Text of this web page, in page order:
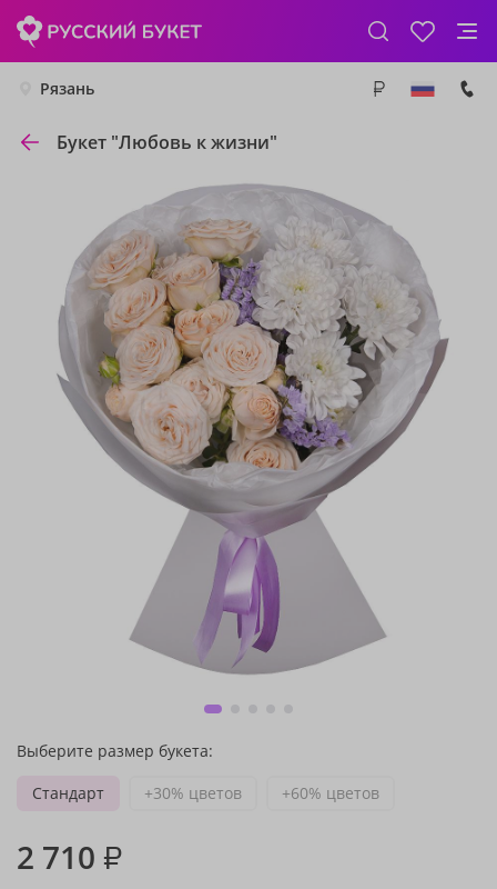
Рязань
Букет "Любовь к жизни"
Выберите размер букета:
Стандарт
+30% цветов +60% цветов
2 710 ₽